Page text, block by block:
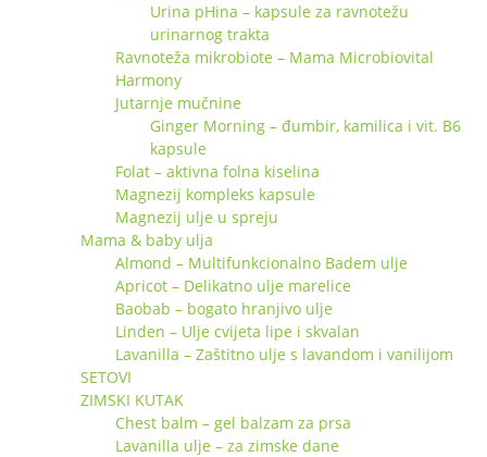
Urina pHina – kapsule za ravnotežu
urinarnog trakta
Ravnoteža mikrobiote – Mama Microbiovital
Harmony
Jutarnje mučnine
Ginger Morning – đumbir, kamilica i vit. B6
kapsule
Folat – aktivna folna kiselina
Magnezij kompleks kapsule
Magnezij ulje u spreju
Mama & baby ulja
Almond – Multifunkcionalno Badem ulje
Apricot – Delikatno ulje marelice
Baobab – bogato hranjivo ulje
Linden – Ulje cvijeta lipe i skvalan
Lavanilla – Zaštitno ulje s lavandom i vanilijom
SETOVI
ZIMSKI KUTAK
Chest balm – gel balzam za prsa
Lavanilla ulje – za zimske dane